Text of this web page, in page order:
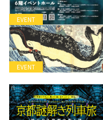
EVENT
EVENT